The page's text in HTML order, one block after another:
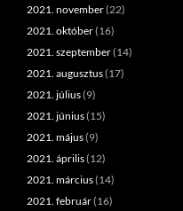
2021. november(22)
2021. október(16)
2021. szeptember(14)
2021. augusztus(17)
2021. július(9)
2021. június(15)
2021. május(9)
2021. április(12)
2021. március(14)
2021. február(16)